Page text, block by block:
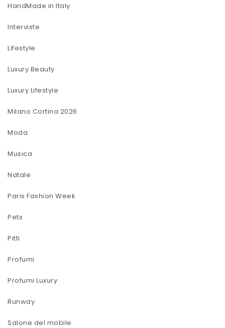
HandMade in Italy
Interviste
Lifestyle
Luxury Beauty
Luxury Lifestyle
Milano Cortina 2026
Moda
Musica
Natale
Paris Fashion Week
Pets
Pitti
Profumi
Profumi Luxury
Runway
Salone del mobile